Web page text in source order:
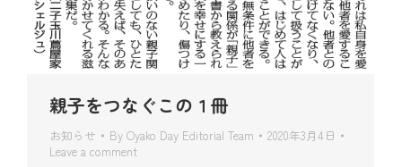
親子をつなぐこの１冊
お知らせ By Oyako Day Editorial Team
2020年3月4日
Leave a comment